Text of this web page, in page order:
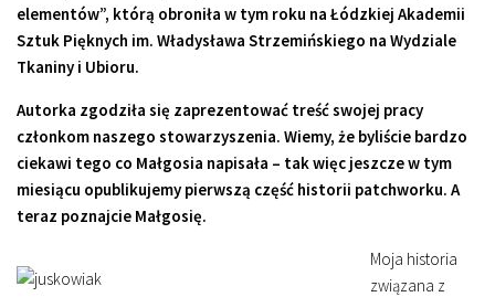
elementów”, którą obroniła w tym roku na Łódzkiej Akademii
Sztuk Pięknych im. Władysława Strzemińskiego na Wydziale
Tkaniny i Ubioru.
Autorka zgodziła się zaprezentować treść swojej pracy
członkom naszego stowarzyszenia. Wiemy, że byliście bardzo
ciekawi tego co Małgosia napisała – tak więc jeszcze w tym
miesiącu opublikujemy pierwszą część historii patchworku. A
teraz poznajcie Małgosię.
Moja historia
związana z